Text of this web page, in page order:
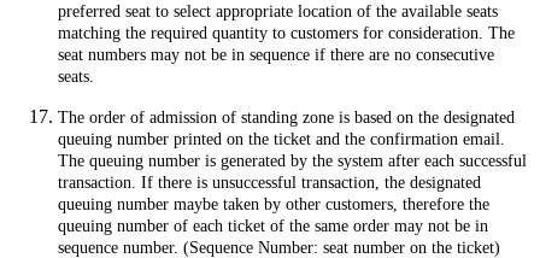
preferred seat to select appropriate location of the available seats
matching the required quantity to customers for consideration. The
seat numbers may not be in sequence if there are no consecutive
seats.
The order of admission of standing zone is based on the designated
queuing number printed on the ticket and the confirmation email.
The queuing number is generated by the system after each successful
transaction. If there is unsuccessful transaction, the designated
queuing number maybe taken by other customers, therefore the
queuing number of each ticket of the same order may not be in
sequence number. (Sequence Number: seat number on the ticket)